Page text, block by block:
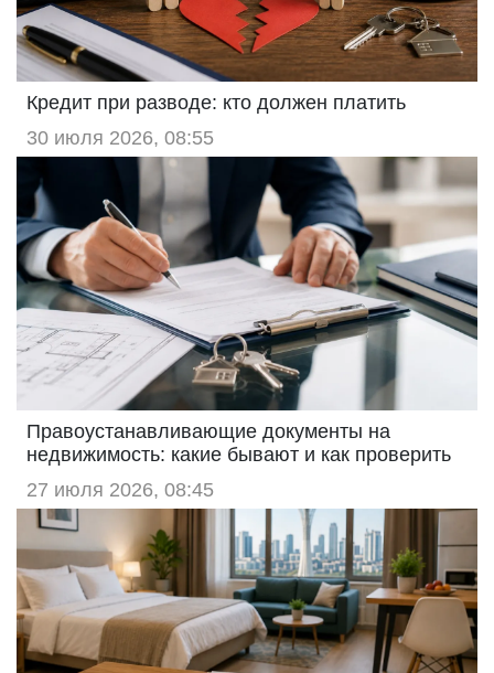
Кредит при разводе: кто должен платить
30 июля 2026, 08:55
Правоустанавливающие документы на
недвижимость: какие бывают и как проверить
27 июля 2026, 08:45